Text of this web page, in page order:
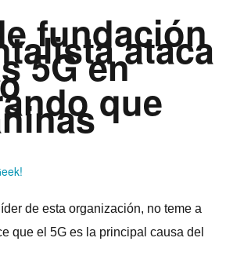
fundación
ataca
5G en
que
de esta organización, no teme a
que el 5G es la principal causa del